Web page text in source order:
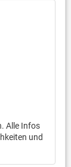
Alle Infos
und